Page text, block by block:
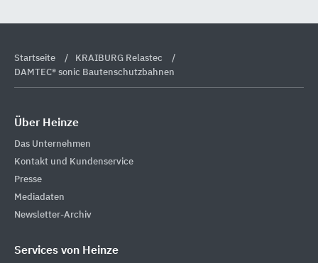
Startseite
KRAIBURG Relastec
DAMTEC® sonic Bautenschutzbahnen
Über Heinze
Das Unternehmen
Kontakt und Kundenservice
Presse
Mediadaten
Newsletter-Archiv
Services von Heinze